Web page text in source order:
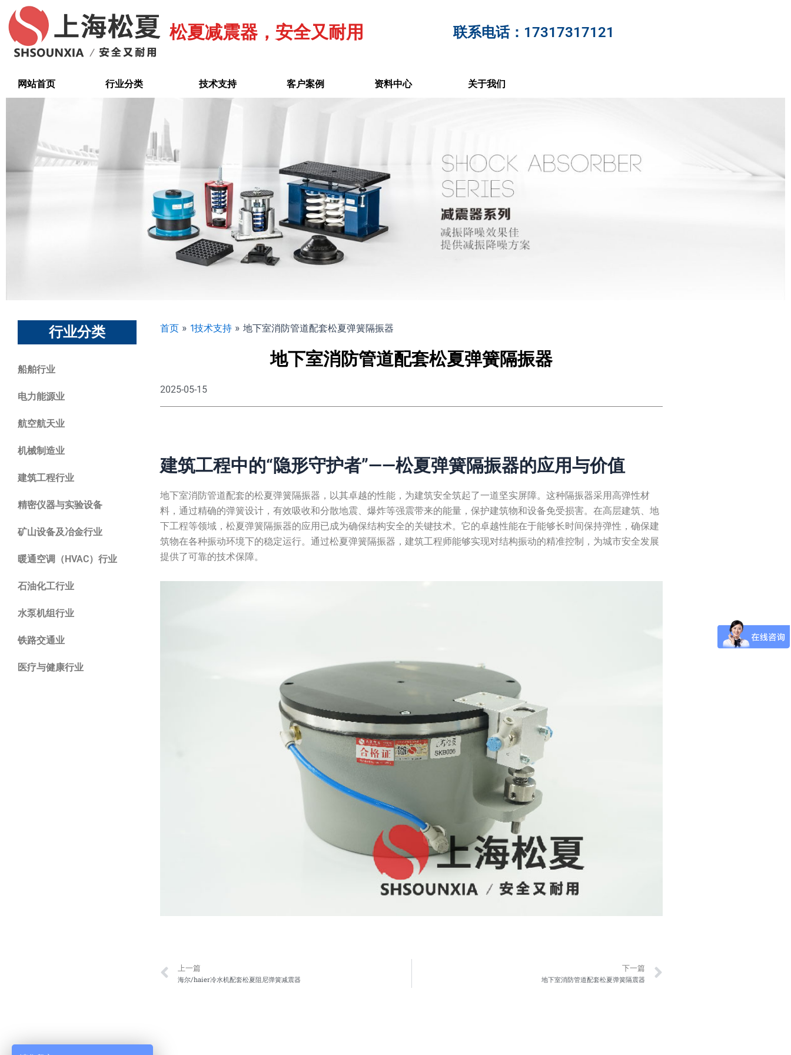
至
松夏减震器，安全又耐用 联系电话：17317317121
网站首页 行业分类 技术支持 客户案例 资料中心 关于我们
行业分类
船舶行业
电力能源业
航空航天业
机械制造业
建筑工程行业
精密仪器与实验设备
矿山设备及冶金行业
暖通空调（HVAC）行业
石油化工行业
水泵机组行业
铁路交通业
医疗与健康行业
首页 » 1技术支持 » 地下室消防管道配套松夏弹簧隔振器
地下室消防管道配套松夏弹簧隔振器
2025-05-15
建筑工程中的“隐形守护者”——松夏弹簧隔振器的应用与价值
地下室消防管道配套的松夏弹簧隔振器，以其卓越的性能，为建筑安全筑起了一道坚实屏障。这种隔振器采用高弹性材
料，通过精确的弹簧设计，有效吸收和分散地震、爆炸等强震带来的能量，保护建筑物和设备免受损害。在高层建筑、地
下工程等领域，松夏弹簧隔振器的应用已成为确保结构安全的关键技术。它的卓越性能在于能够长时间保持弹性，确保建
筑物在各种振动环境下的稳定运行。通过松夏弹簧隔振器，建筑工程师能够实现对结构振动的精准控制，为城市安全发展
提供了可靠的技术保障。
Prev
上一篇
海尔/haier冷水机配套松夏阻尼弹簧减震器
下一篇
地下室消防管道配套松夏弹簧隔震器